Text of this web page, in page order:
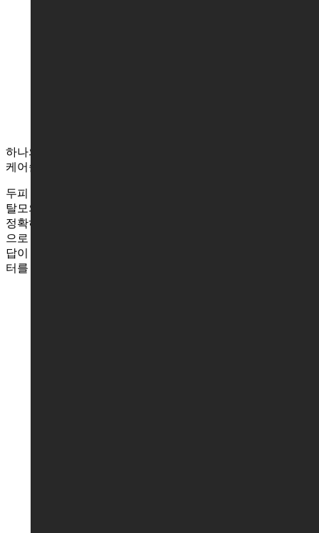
하나의 고민으로 관리를 시작하지만
케어솔루션은 각기 다릅니다
두피 컨설턴트와 두피관리사의 맞춤형 관리를 통해 개개인의
탈모의 원인과 문제점을
정확히 파악하고, 탈모 진행 상태에 맞는 개인 관리를 최우선
으로 합니다.
답이 없을 것 같던 탈모의 고민 해법은 WT 메소드 두피탈모센
터를 통해 찾을 수 있습니다.